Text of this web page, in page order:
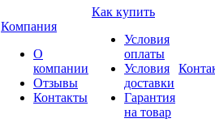
Компания
О
компании
Отзывы
Контакты
Как купить
Условия
оплаты
Условия
доставки
Гарантия
на товар